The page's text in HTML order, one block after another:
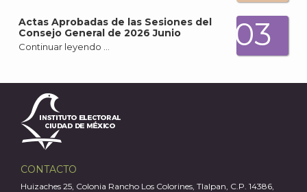
Actas Aprobadas de las Sesiones del
Consejo General de 2026 Junio
Continuar leyendo … 03
CONTACTO
Huizaches 25, Colonia Rancho Los Colorines, Tlalpan, C.P. 14386,